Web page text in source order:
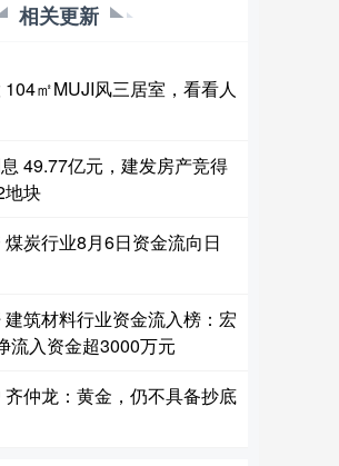
相关更新
㎡MUJI风三居室，看看人
49.77亿元，建发房产竞得
地块
炭行业8月6日资金流向日
筑材料行业资金流入榜：宏
流入资金超3000万元
仲龙：黄金，仍不具备抄底